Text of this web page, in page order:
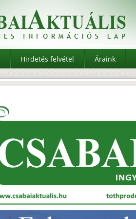
Hirdetés felvétel Áraink